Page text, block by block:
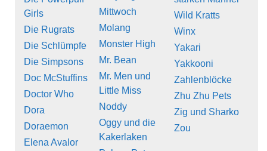
Girls
Die Rugrats
Die Schlümpfe
Die Simpsons
Doc McStuffins
Doctor Who
Dora
Doraemon
Elena Avalor
Mittwoch
Molang
Monster High
Mr. Bean
Mr. Men und
Little Miss
Noddy
Oggy und die
Kakerlaken
Wild Kratts
Winx
Yakari
Yakkooni
Zahlenblöcke
Zhu Zhu Pets
Zig und Sharko
Zou